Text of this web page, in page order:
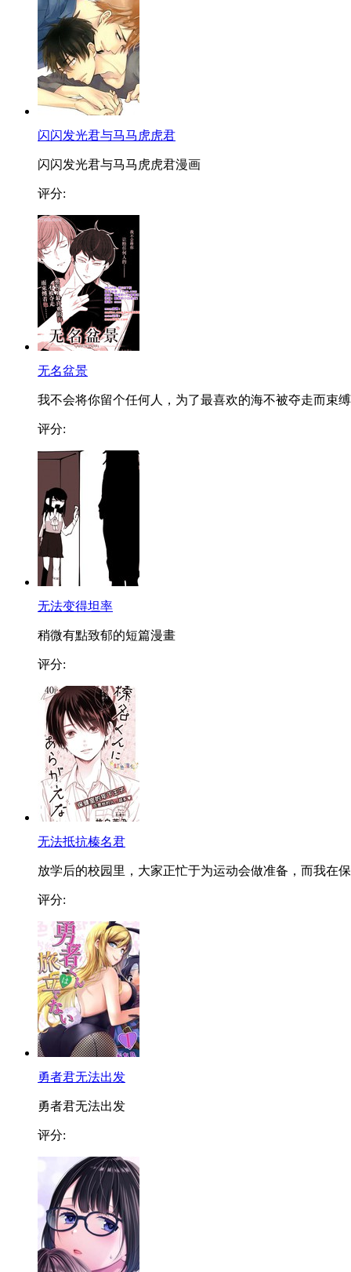
闪闪发光君与马马虎虎君
闪闪发光君与马马虎虎君漫画
评分:
无名盆景
我不会将你留个任何人，为了最喜欢的海不被夺走而束
评分:
无法变得坦率
稍微有點致郁的短篇漫畫
评分:
无法抵抗榛名君
放学后的校园里，大家正忙于为运动会做准备，而我在
评分:
勇者君无法出发
勇者君无法出发
评分: